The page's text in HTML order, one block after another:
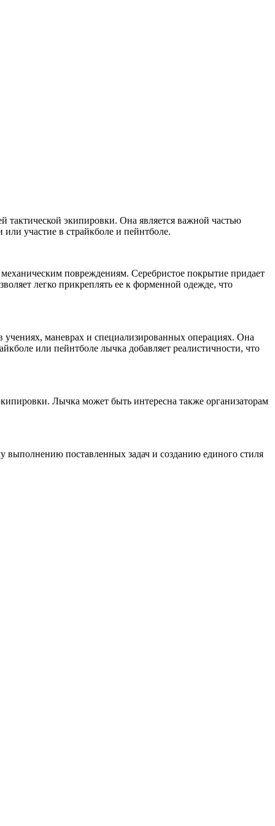
экипировки. Она является важной частью
участие в страйкболе и пейнтболе.
повреждениям. Серебристое покрытие придает
легко прикреплять ее к форменной одежде, что
учениях, маневрах и специализированных операциях. Она
или пейнтболе лычка добавляет реалистичности, что
Лычка может быть интересна также организаторам
поставленных задач и созданию единого стиля